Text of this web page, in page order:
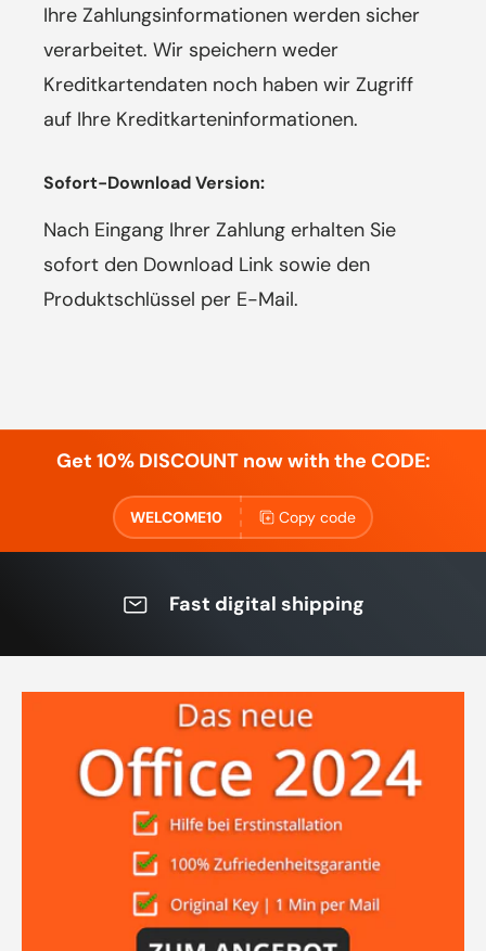
Ihre Zahlungsinformationen werden sicher
verarbeitet. Wir speichern weder
Kreditkartendaten noch haben wir Zugriff
auf Ihre Kreditkarteninformationen.
Sofort-Download Version:
Nach Eingang Ihrer Zahlung erhalten Sie
sofort den Download Link sowie den
Produktschlüssel per E-Mail.
Get 10% DISCOUNT now with the CODE:
WELCOME10 Copy code
Fast digital shipping